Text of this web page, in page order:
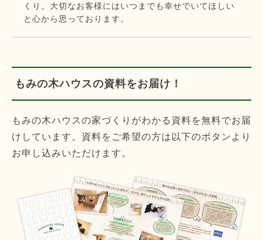
くり。大切なお客様にはいつまでも幸せでいてほしい
と心から思っております。
もみの木ハウスの資料をお届け！
もみの木ハウスの家づくりがわかる資料を無料でお届
けしています。資料をご希望の方は以下のボタンより
お申し込みいただけます。